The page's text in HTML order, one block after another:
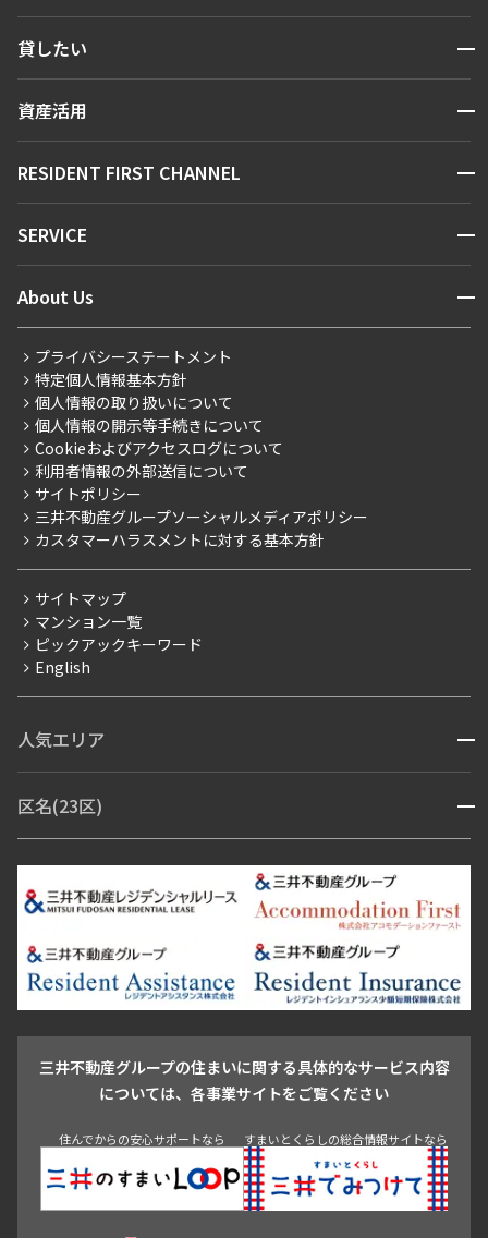
人気エリアから探す
新着情報から探す
新着募集情報
こだわりから探す
こだわり一覧
プレミアムマンション
新築
当社限定（港区・渋谷区）
当社限定（港区・渋谷区以外）
三井不動産企画
賃料改定
フリーレント
ペット可
ブランドマンション
貸したい 開閉
お問い合わせ
資産活用 開閉
お問い合わせ
RESIDENT FIRST CHANNEL 開閉
マンションレポート
住まいのコラム
SERVICE 開閉
会員ページ
ご入居・提携サービス
お部屋探しからご契約まで
よくあるご質問
社宅紹介
【仲介会社様向け】当社仲介事業部取り扱い物件入居申込
About Us 開閉
会社情報
事業案内
採用情報
ニュースリリース
お問い合わせ
プライバシーステートメント
特定個人情報基本方針
個人情報の取り扱いについて
個人情報の開示等手続きについて
Cookieおよびアクセスログについて
利用者情報の外部送信について
サイトポリシー
三井不動産グループソーシャルメディアポリシー
カスタマーハラスメントに対する基本方針
サイトマップ
マンション一覧
ピックアックキーワード
English
人気エリア 開閉
青山・表参道・原宿
市ヶ谷・神楽坂・飯田橋
三田・芝・浜松町
芝浦・汐留・品川
月島・勝どき・豊洲
本郷・春日・小石川
目白・高田馬場・早稲田
池尻大橋・三軒茶屋
祐天寺・学芸大学・自由が丘
駒沢・用賀・二子玉川
成城・砧
池袋・板橋・王子
青山 渋谷 東京・大手町 新宿 品川
目黒・中目黒
区名(23区) 開閉
江東区 台東区 墨田区
中野区
豊島区
杉並区 板橋区 練馬区 荒川区
足立区
葛飾区
江戸川区
三井不動産グループの住まいに関する具体的なサービス内容
については、各事業サイトをご覧ください
住んでからの安心サポートなら すまいとくらしの総合情報サイトなら